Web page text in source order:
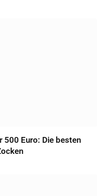
500 Euro: Die besten